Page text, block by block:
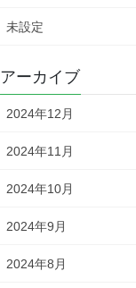
未設定
アーカイブ
2024年12月
2024年11月
2024年10月
2024年9月
2024年8月